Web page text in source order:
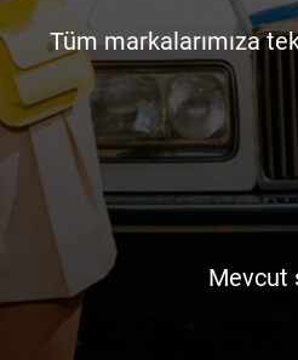
Tüm markalarımıza
Mevcut